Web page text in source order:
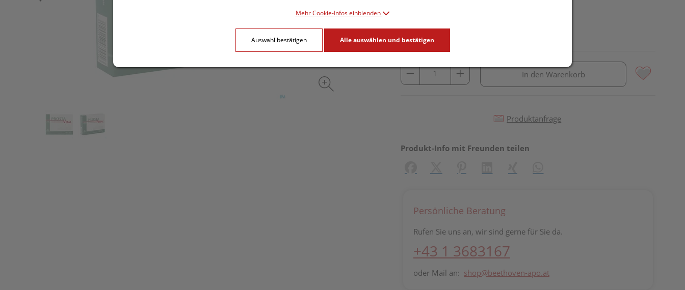
lieferbar
In den Warenkorb
Produktanfrage
Produkt-Info mit Freunden teilen
Persönliche Beratung
Rufen Sie uns an, wir sind gerne für Sie da.
+43 1 3683167
oder Mail an: shop@beethoven-apo.at
Mehr Cookie-Infos einblenden
Auswahl bestätigen Alle auswählen und bestätigen